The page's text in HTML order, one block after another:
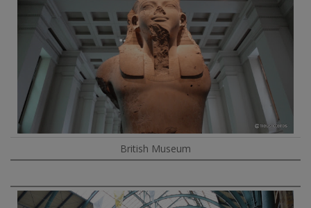
British Museum